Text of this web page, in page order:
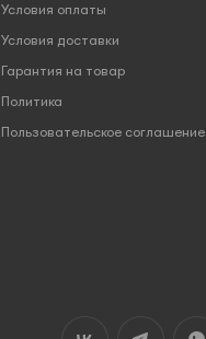
Условия оплаты
Условия доставки
Гарантия на товар
Политика
Пользовательское соглашение